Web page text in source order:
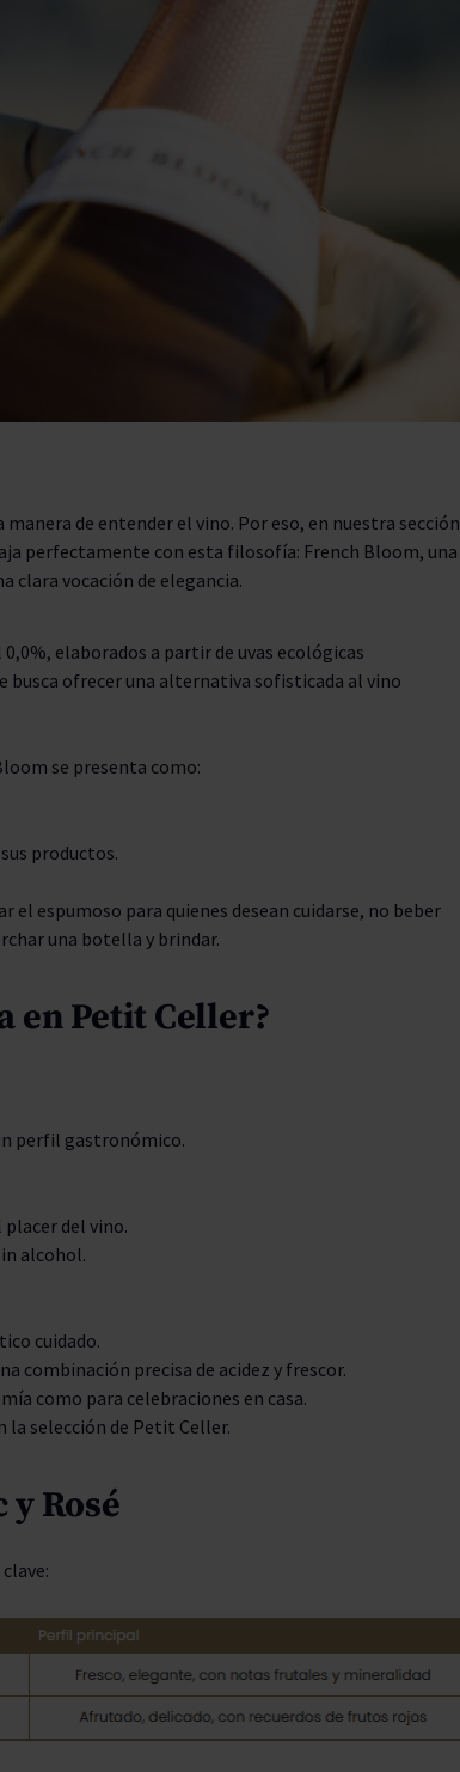
Pago del Cielo
de entender el vino. Por eso, en nuestra sección
perfectamente con esta filosofía: French Bloom, una
clara vocación de elegancia.
elaborados a partir de uvas ecológicas
busca ofrecer una alternativa sofisticada al vino
se presenta como:
productos.
el espumoso para quienes desean cuidarse, no beber
una botella y brindar.
en Petit Celler?
perfil gastronómico.
del vino.
alcohol.
cuidado.
combinación precisa de acidez y frescor.
como para celebraciones en casa.
selección de Petit Celler.
Rosé